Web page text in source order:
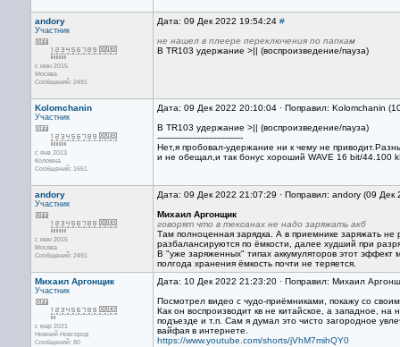
andory
Участник
с июн 2015
Москва
Сообщений: 2491
Дата: 09 Дек 2022 19:54:24 #
не нашел в плеере переключения по папкам
В TR103 удержание >|| (воспроизведение/пауза)
Kolomchanin
Участник
с янв 2013
Коломна
Сообщений: 1651
Дата: 09 Дек 2022 20:10:04 · Поправил: Kolomchanin
В TR103 удержание >|| (воспроизведение/пауза)
--------------------------------
Нет,я пробовал-удержание ни к чему не
и не обещал,и так бонус хороший WAVE 16 bit/44.100
andory
Участник
с июн 2015
Москва
Сообщений: 2491
Дата: 09 Дек 2022 21:07:29 · Поправил: andory (09
Михаил Аргонщик
говорят что в тексанах не надо заряжать акб
Там полноценная зарядка. А в приемнике заряжать не
разбалансируются по ёмкости, далее худший при
В "уже заряженных" типах аккумуляторов этот
полгода хранения ёмкость почти не теряется.
Михаил Аргонщик
Участник
с мар 2021
Нижний Новгород
Сообщений: 80
Дата: 10 Дек 2022 21:23:20 · Поправил: Михаил
Посмотрел видео с чудо-приёмниками, покажу со
Как он воспроизводит кв не китайское, а западное,
подъезде и т.п. Сам я думал это чисто загородное
вайфая в интернете.
https://www.youtube.com/shorts/jVhM7mihQY0